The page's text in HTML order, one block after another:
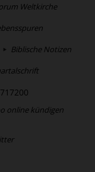
Weltkirche
Biblische Notizen
online kündigen